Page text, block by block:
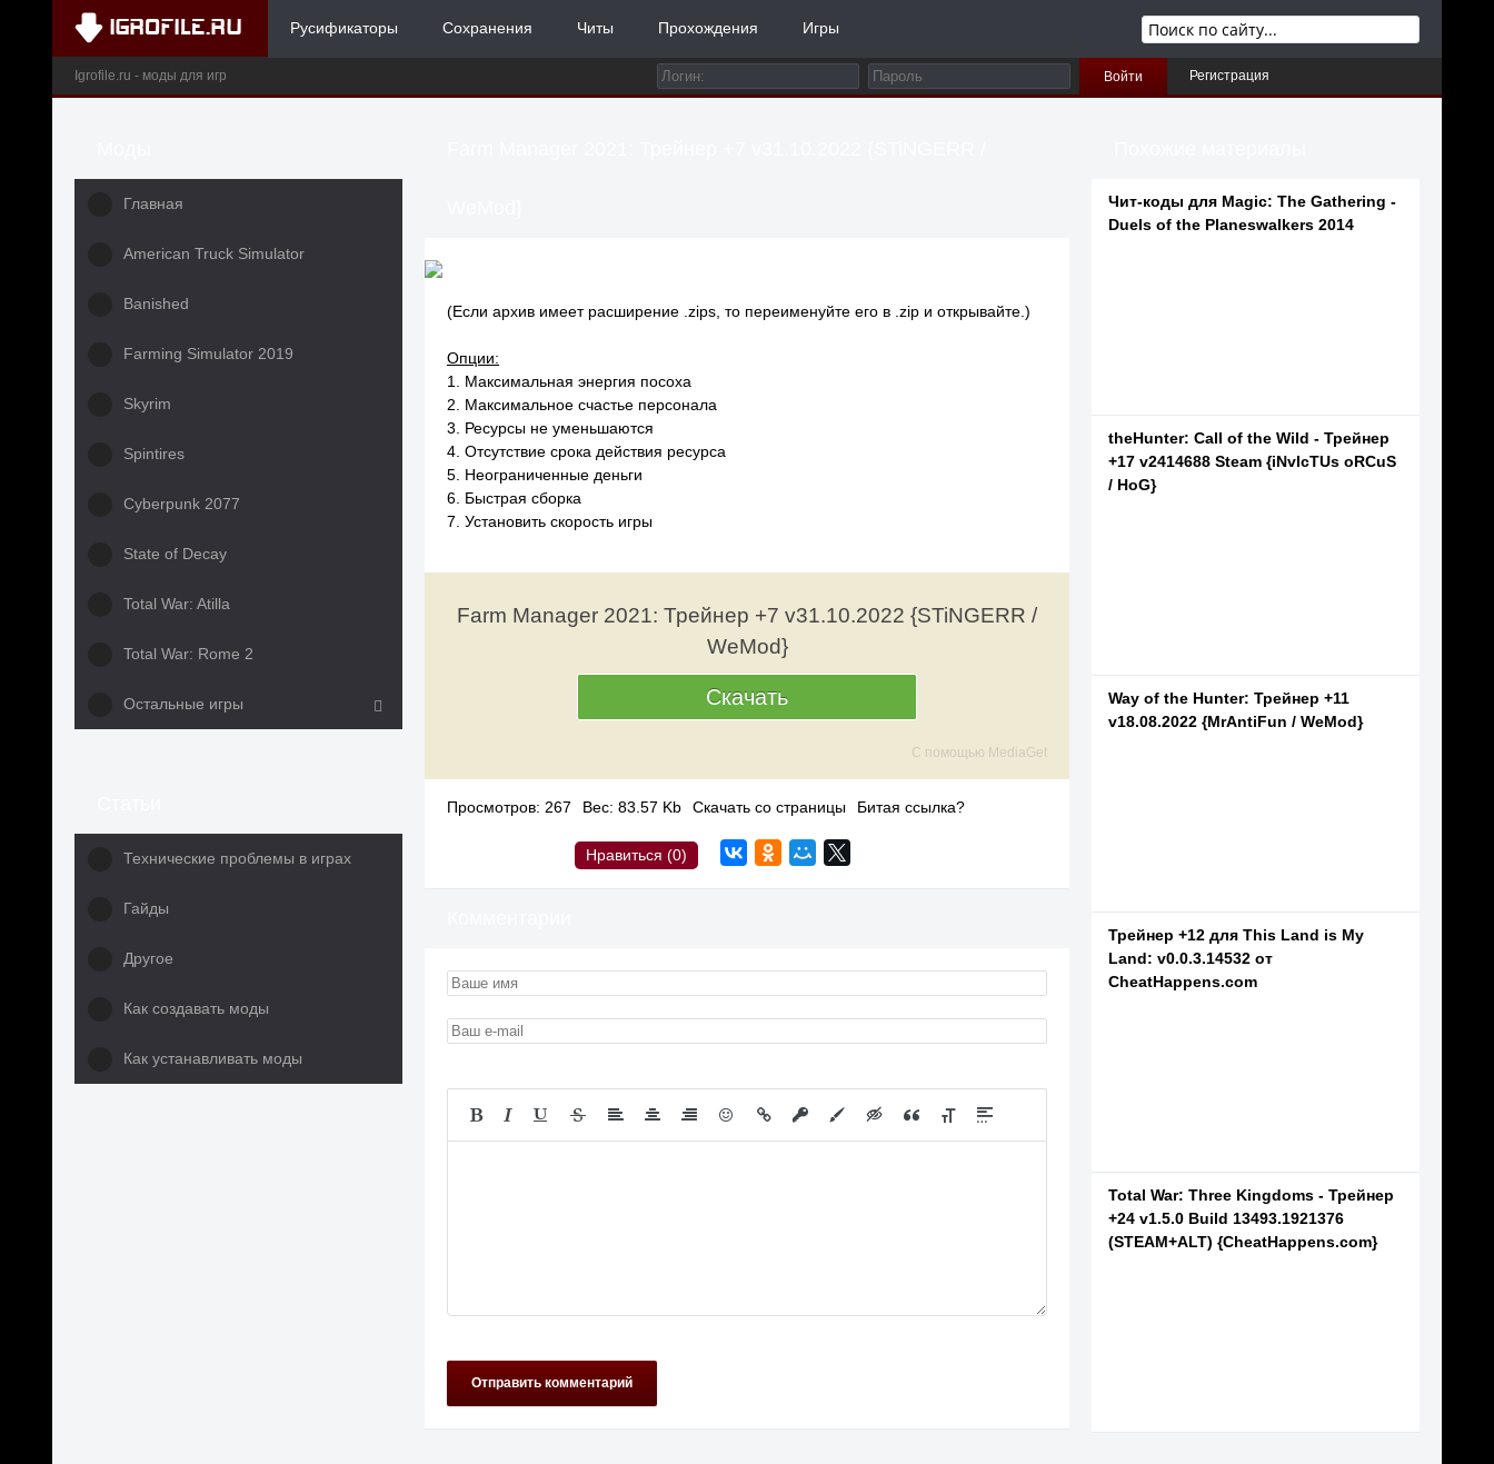
Русификаторы Сохранения Читы Прохождения Игры
Igrofile.ru - моды для игр Войти Регистрация
Главная
American Truck Simulator
Banished
Farming Simulator 2019
Skyrim
Spintires
Cyberpunk 2077
State of Decay
Total War: Atilla
Total War: Rome 2
Остальные игры
Технические проблемы в играх
Гайды
Другое
Как создавать моды
Как устанавливать моды
(Если архив имеет расширение .zips, то переименуйте его в .zip и открывайте.)
Опции:
1. Максимальная энергия посоха
2. Максимальное счастье персонала
3. Ресурсы не уменьшаются
4. Отсутствие срока действия ресурса
5. Неограниченные деньги
6. Быстрая сборка
7. Установить скорость игры
Farm Manager 2021: Трейнер +7 v31.10.2022 {STiNGERR /
WeMod}
Скачать
С помощью MediaGet
Просмотров: 267 Вес: 83.57 Kb Скачать со страницы Битая ссылка?
Нравиться (0)
Отправить комментарий
Чит-коды для Magic: The Gathering -
Duels of the Planeswalkers 2014
theHunter: Call of the Wild - Трейнер
+17 v2414688 Steam {iNvIcTUs oRCuS
/ HoG}
Way of the Hunter: Трейнер +11
v18.08.2022 {MrAntiFun / WeMod}
Трейнер +12 для This Land is My
Land: v0.0.3.14532 от
CheatHappens.com
Total War: Three Kingdoms - Трейнер
+24 v1.5.0 Build 13493.1921376
(STEAM+ALT) {CheatHappens.com}